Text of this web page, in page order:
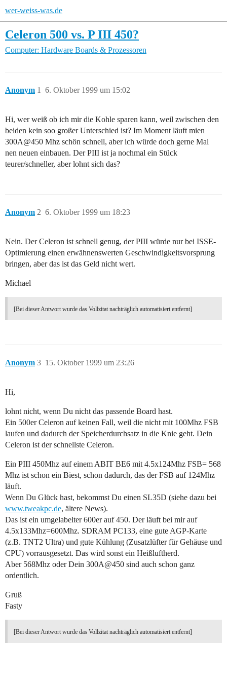
wer-weiss-was.de
Celeron 500 vs. P III 450?
Computer: Hardware Boards & Prozessoren
Anonym 6. Oktober 1999 um 15:02
1
Hi, wer weiß ob ich mir die Kohle sparen kann, weil zwischen den
beiden kein soo großer Unterschied ist? Im Moment läuft mien
300A@450 Mhz schön schnell, aber ich würde doch gerne Mal
nen neuen einbauen. Der PIII ist ja nochmal ein Stück
teurer/schneller, aber lohnt sich das?
Anonym 6. Oktober 1999 um 18:23
2
Nein. Der Celeron ist schnell genug, der PIII würde nur bei ISSE-
Optimierung einen erwähnenswerten Geschwindigkeitsvorsprung
bringen, aber das ist das Geld nicht wert.
Michael
[Bei dieser Antwort wurde das Vollzitat nachträglich automatisiert entfernt]
Anonym 15. Oktober 1999 um 23:26
3
Hi,
lohnt nicht, wenn Du nicht das passende Board hast.
Ein 500er Celeron auf keinen Fall, weil die nicht mit 100Mhz FSB
laufen und dadurch der Speicherdurchsatz in die Knie geht. Dein
Celeron ist der schnellste Celeron.
Ein PIII 450Mhz auf einem ABIT BE6 mit 4.5x124Mhz FSB= 568
Mhz ist schon ein Biest, schon dadurch, das der FSB auf 124Mhz
läuft.
Wenn Du Glück hast, bekommst Du einen SL35D (siehe dazu bei
www.tweakpc.de, ältere News).
Das ist ein umgelabelter 600er auf 450. Der läuft bei mir auf
4.5x133Mhz=600Mhz. SDRAM PC133, eine gute AGP-Karte
(z.B. TNT2 Ultra) und gute Kühlung (Zusatzlüfter für Gehäuse und
CPU) vorrausgesetzt. Das wird sonst ein Heißluftherd.
Aber 568Mhz oder Dein 300A@450 sind auch schon ganz
ordentlich.
Gruß
Fasty
[Bei dieser Antwort wurde das Vollzitat nachträglich automatisiert entfernt]